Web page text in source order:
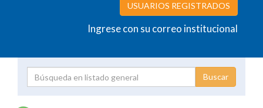
USUARIOS REGISTRADOS
Ingrese con su correo institucional